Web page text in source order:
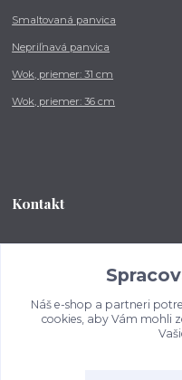
Smaltovaná panvica
Nepriľnavá panvica
Wok, priemer: 31 cm
Wok, priemer: 36 cm
Kontakt
od 8:00 - do 16:00 hod
Náš e-shop a partneri
cookies, aby Vám mohli